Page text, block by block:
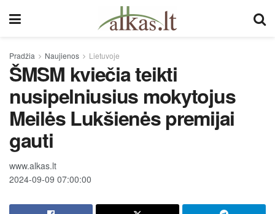
Pradžia Naujienos Lietuvoje
ŠMSM kviečia teikti
nusipelniusius mokytojus
Meilės Lukšienės premijai
gauti
www.alkas.lt
2024-09-09 07:00:00